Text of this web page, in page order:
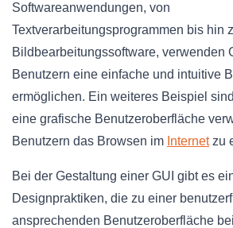
Softwareanwendungen, von
Textverarbeitungsprogrammen bis hin
Bildbearbeitungssoftware, verwenden
Benutzern eine einfache und intuitive
ermöglichen. Ein weiteres Beispiel
eine grafische Benutzeroberfläche
Benutzern das Browsen im Internetzu
Bei der Gestaltung einer GUI gibt es
Designpraktiken, die zu einer
ansprechenden Benutzeroberfläche